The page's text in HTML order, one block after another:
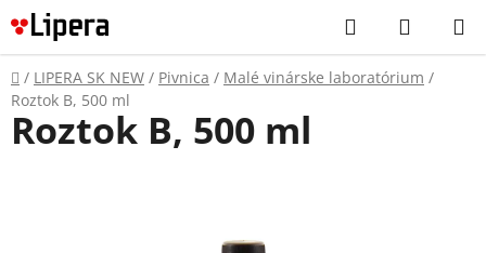
Prejsť
na
obsah
Hľadať
KOŠÍK
Domov
/ LIPERA SK NEW / Pivnica / Malé vinárske laboratórium /
Roztok B, 500 ml
Roztok B, 500 ml